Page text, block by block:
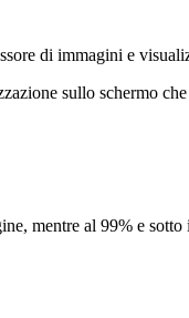
di immagini e
sullo schermo
mentre al 99% e